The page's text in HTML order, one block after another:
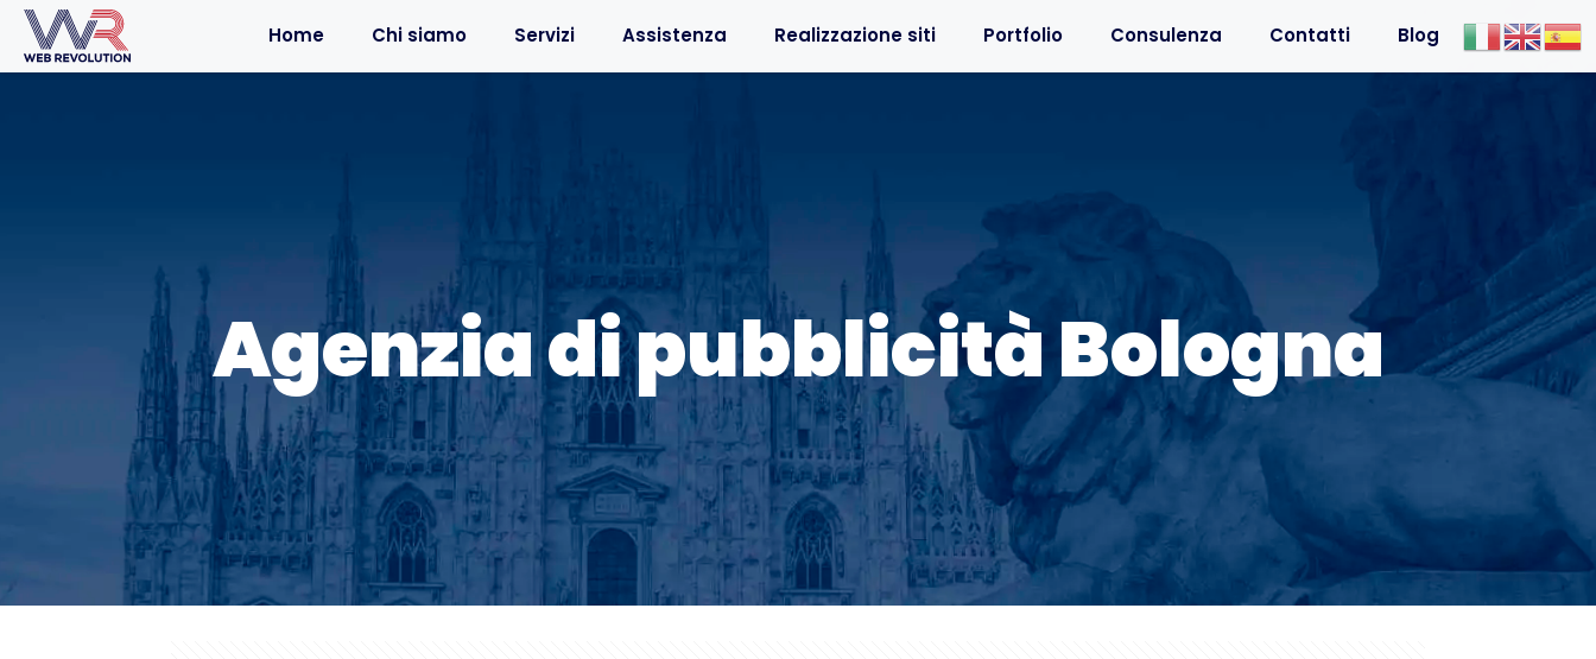
Home Chi siamo Servizi Assistenza Realizzazione siti Portfolio Consulenza Contatti Blog
Agenzia di pubblicità Bologna